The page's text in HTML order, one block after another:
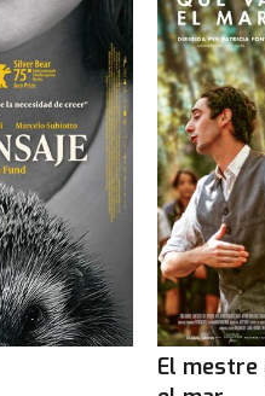
El mestre